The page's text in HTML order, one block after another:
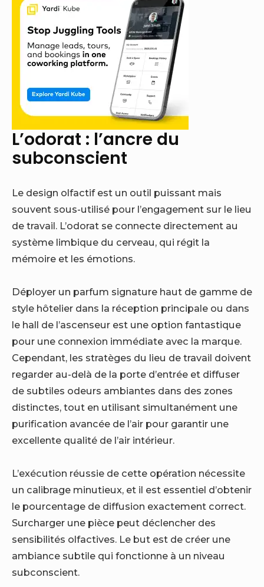
L’odorat : l’ancre du
subconscient
Le design olfactif est un outil puissant mais
souvent sous-utilisé pour l’engagement sur le lieu
de travail. L’odorat se connecte directement au
système limbique du cerveau, qui régit la
mémoire et les émotions.
Déployer un parfum signature haut de gamme de
style hôtelier dans la réception principale ou dans
le hall de l’ascenseur est une option fantastique
pour une connexion immédiate avec la marque.
Cependant, les stratèges du lieu de travail doivent
regarder au-delà de la porte d’entrée et diffuser
de subtiles odeurs ambiantes dans des zones
distinctes, tout en utilisant simultanément une
purification avancée de l’air pour garantir une
excellente qualité de l’air intérieur.
L’exécution réussie de cette opération nécessite
un calibrage minutieux, et il est essentiel d’obtenir
le pourcentage de diffusion exactement correct.
Surcharger une pièce peut déclencher des
sensibilités olfactives. Le but est de créer une
ambiance subtile qui fonctionne à un niveau
subconscient.